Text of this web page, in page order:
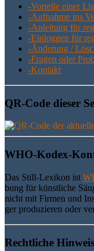
-Vor­tei­le einer
-Auf­nah­me ins
-Anlei­tung für
-Ein­log­gen für
-Ände­rung /
-Fra­gen oder
-Kon­takt
QR-Code die­ser
WHO-Kodex-
Das Still-Lexi­kon ist
bung für künst­li­che
nicht mit Fir­men und
ger pro­du­zie­ren oder
Recht­li­che